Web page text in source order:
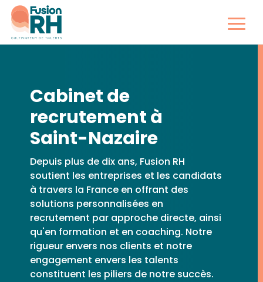
Cabinet de
recrutement à
Saint-Nazaire
Depuis plus de dix ans, Fusion RH
soutient les entreprises et les candidats
à travers la France en offrant des
solutions personnalisées en
recrutement par approche directe, ainsi
qu'en formation et en coaching. Notre
rigueur envers nos clients et notre
engagement envers les talents
constituent les piliers de notre succès.